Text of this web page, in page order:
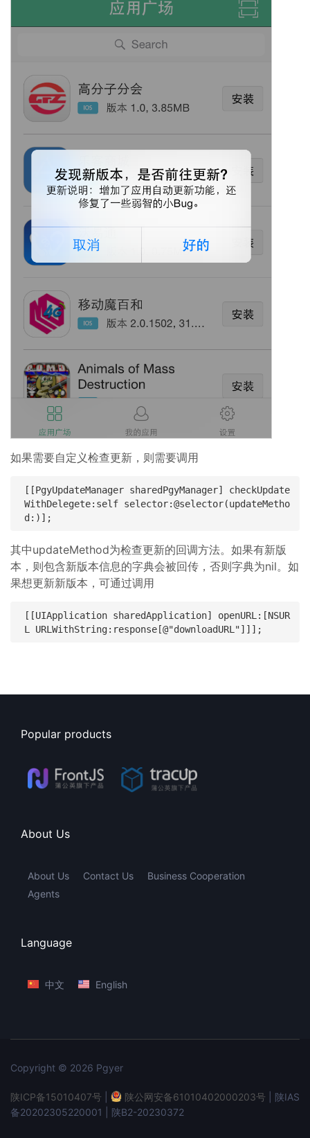
如果需要自定义检查更新，则需要调用
[[PgyUpdateManager sharedPgyManager] checkUpdate
WithDelegete:self selector:@selector(updateMetho
其中updateMethod为检查更新的回调方法。如果有新版
本，则包含新版本信息的字典会被回传，否则字典为nil。如
果想更新新版本，可通过调用
[[UIApplication sharedApplication] openURL:[NSUR
Popular products
About Us
About Us Contact Us
Business Cooperation
Agents
Language
中文 English
Copyright © 2026 Pgyer
陕ICP备15010407号 陕公网安备61010402000203号 | 陕IAS
备20202305220001 | 陕B2-20230372